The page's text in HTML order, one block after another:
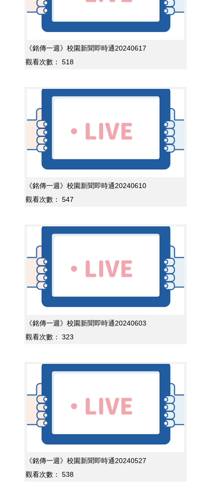
《銘傳一週》校園新聞即時通20240617
觀看次數：
518
《銘傳一週》校園新聞即時通20240610
觀看次數：
547
《銘傳一週》校園新聞即時通20240603
觀看次數：
323
《銘傳一週》校園新聞即時通20240527
觀看次數：
538